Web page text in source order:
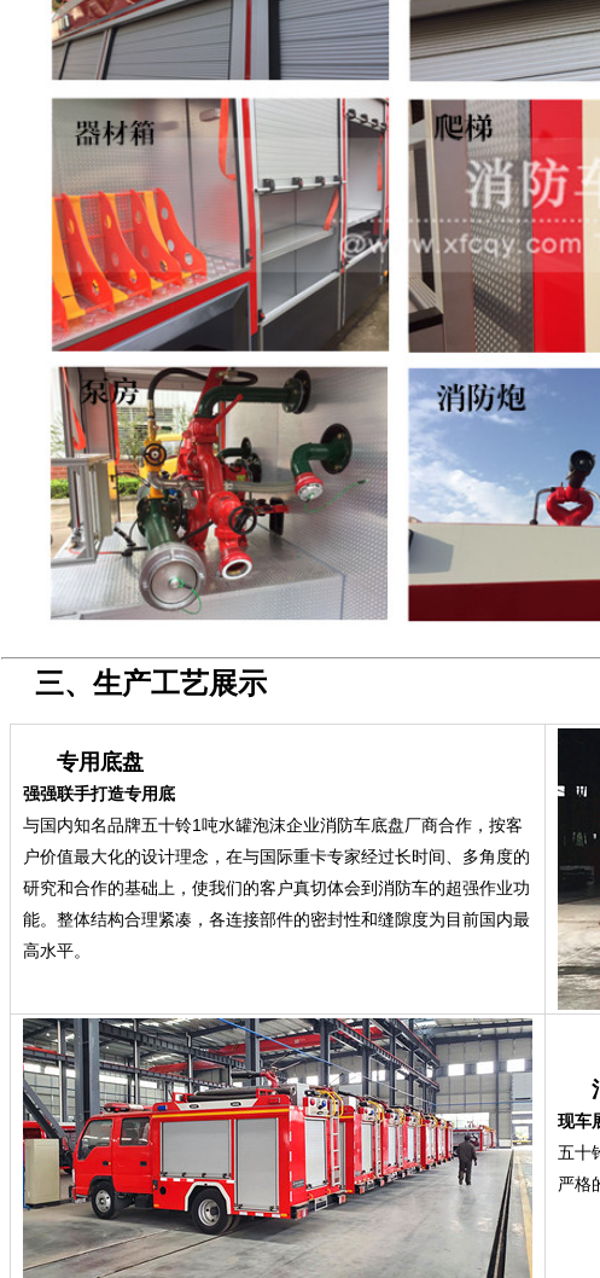
三、生产工艺展示
专用底盘
强强联手打造专用底
与国内知名品牌五十铃1吨水罐泡沫企业消防车底盘厂商合作，按客
户价值最大化的设计理念，在与国际重卡专家经过长时间、多角度的
研究和合作的基础上，使我们的客户真切体会到消防车的超强作业功
能。整体结构合理紧凑，各连接部件的密封性和缝隙度为目前国内最
高水平。
现车
五十
严格